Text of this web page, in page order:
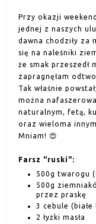
Przy okazji
jednej z naszych
dawna chodziły za
się na naleśniki
że smak przeszedł
zapragnęłam
Tak właśnie
można
naturalnym, fetą,
oraz wieloma
Mniam! 😍
Farsz "ruski":
500g twarogu
500g
przez praskę
3 cebule
2 łyżki masła